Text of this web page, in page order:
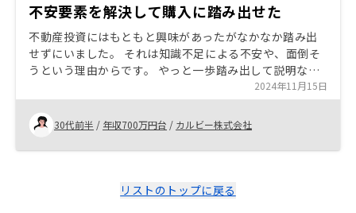
不安要素を解決して購入に踏み出せた
不動産投資にはもともと興味があったがなかなか踏み出
せずにいました。 それは知識不足による不安や、面倒そ
うという理由からです。 やっと一歩踏み出して説明など
聞いてみたら、自分にとっては、やるメリットが多いと
感じたので購入しました。
2024年11月15日
30代前半 / 年収700万円台 / カルビー株式会社
リストのトップに戻る